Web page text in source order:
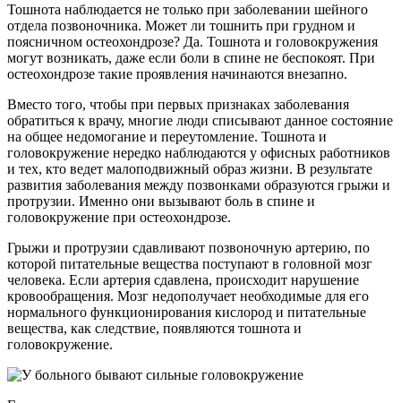
Тошнота наблюдается не только при заболевании шейного
отдела позвоночника. Может ли тошнить при грудном и
поясничном остеохондрозе? Да. Тошнота и головокружения
могут возникать, даже если боли в спине не беспокоят. При
остеохондрозе такие проявления начинаются внезапно.
Вместо того, чтобы при первых признаках заболевания
обратиться к врачу, многие люди списывают данное состояние
на общее недомогание и переутомление. Тошнота и
головокружение нередко наблюдаются у офисных работников
и тех, кто ведет малоподвижный образ жизни. В результате
развития заболевания между позвонками образуются грыжи и
протрузии. Именно они вызывают боль в спине и
головокружение при остеохондрозе.
Грыжи и протрузии сдавливают позвоночную артерию, по
которой питательные вещества поступают в головной мозг
человека. Если артерия сдавлена, происходит нарушение
кровообращения. Мозг недополучает необходимые для его
нормального функционирования кислород и питательные
вещества, как следствие, появляются тошнота и
головокружение.